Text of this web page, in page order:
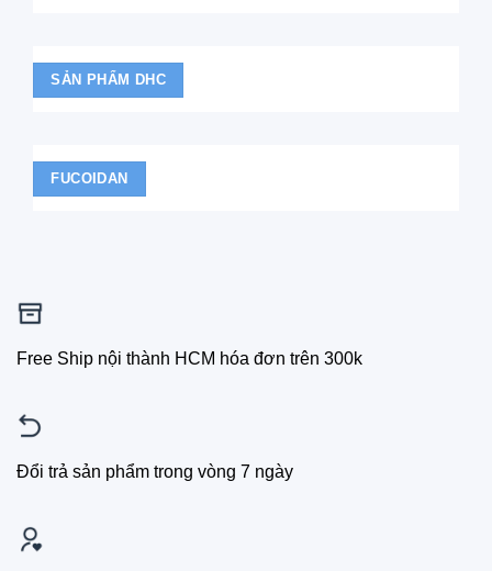
SẢN PHẨM DHC
FUCOIDAN
Free Ship nội thành HCM hóa đơn trên 300k
Đổi trả sản phẩm trong vòng 7 ngày